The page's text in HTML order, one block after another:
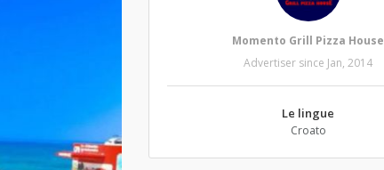
Momento Grill Pizza House
Advertiser since Jan, 2014
Le lingue
Croato